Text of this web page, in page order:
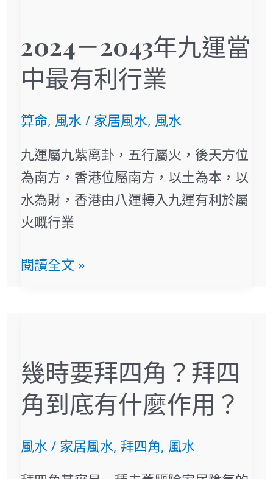
2024－2043年九運當
中最有利行業
算命, 風水/ 家居風水, 風水
九運屬九紫离卦，五行屬火，後天方位
為南方，香港位屬南方，以土為本，以
水為財，香港由八運轉入九運有利於屬
火嘅行業
2043
年
九
運
當
中
最
有
利
業
閱讀全文 »
幾時要拜四角？拜四
角到底有什麼作用？
風水/ 家居風水, 拜四角, 風水
要
拜
四
角？
拜